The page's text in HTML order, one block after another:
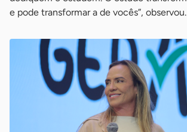
e pode transformar a de vocês”, observou.